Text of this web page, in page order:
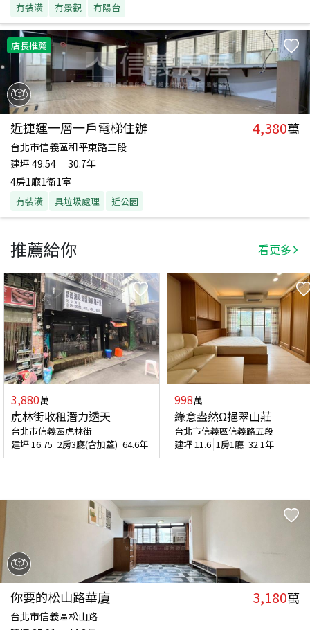
有裝潢 有景觀 有陽台
店長推薦
近捷運一層一戶電梯住辦 4,380萬
台北市信義區和平東路三段
建坪 49.54
30.7年
4房1廳1衛1室
有裝潢 具垃圾處理 近公園
推薦給你 看更多
3,880萬
虎林街收租潛力透天
台北市信義區虎林街
建坪16.75 2房3廳(含加蓋) 64.6年
998萬
綠意盎然Ω挹翠山莊
台北市信義區信義路五段
建坪11.6 1房1廳 32.1年
你要的松山路華廈 3,180萬
台北市信義區松山路